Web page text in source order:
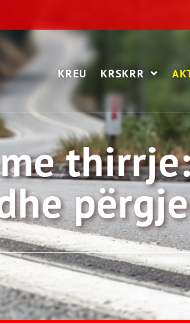
KREU KRSKRR